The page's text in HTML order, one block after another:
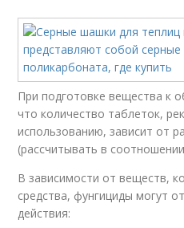
При подготовке вещества к
что количество таблеток,
использованию, зависит от
(рассчитывать в
В зависимости от веществ,
средства, фунгициды могут
действия: